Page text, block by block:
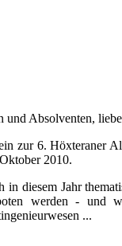
und Absolventen,
zur 6. Höxteraner
2010.
in diesem Jahr
werden - und
...